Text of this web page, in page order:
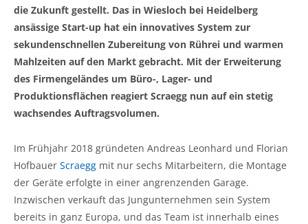
die Zukunft gestellt. Das in Wiesloch bei Heidelberg
ansässige Start-up hat ein innovatives System zur
sekundenschnellen Zubereitung von Rührei und warmen
Mahlzeiten auf den Markt gebracht. Mit der Erweiterung
des Firmengeländes um Büro-, Lager- und
Produktionsflächen reagiert Scraegg nun auf ein stetig
wachsendes Auftragsvolumen.
Im Frühjahr 2018 gründeten Andreas Leonhard und Florian
Hofbauer Scraegg mit nur sechs Mitarbeitern, die Montage
der Geräte erfolgte in einer angrenzenden Garage.
Inzwischen verkauft das Jungunternehmen sein System
bereits in ganz Europa, und das Team ist innerhalb eines